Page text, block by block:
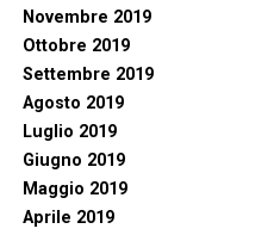
Novembre 2019
Ottobre 2019
Settembre 2019
Agosto 2019
Luglio 2019
Giugno 2019
Maggio 2019
Aprile 2019